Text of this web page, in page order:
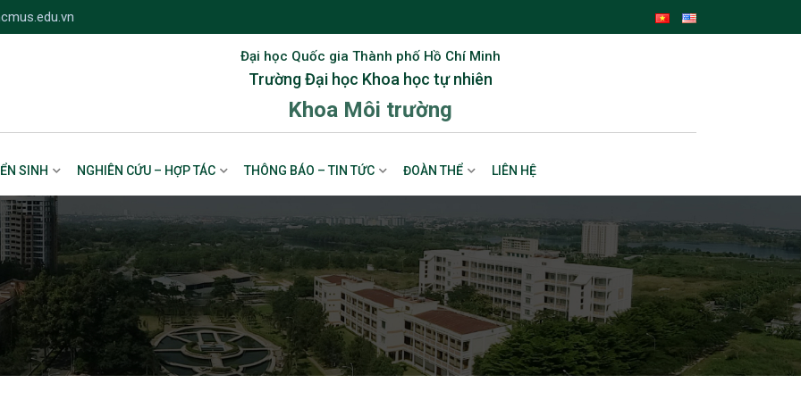
Đại học Quốc gia Thành phố Hồ Chí Minh
Trường Đại học Khoa học tự nhiên
Khoa Môi trường
SINH NGHIÊN CỨU – HỢP TÁC THÔNG BÁO – TIN TỨC ĐOÀN THỂ LIÊN HỆ